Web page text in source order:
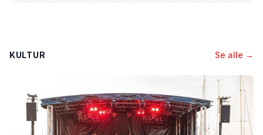
KULTUR Se alle →